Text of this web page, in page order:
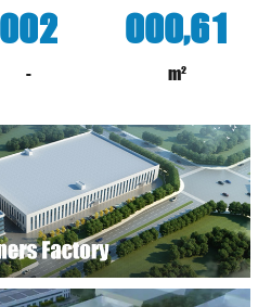
1
6
,
0
0
0
m²
2
0
0
-